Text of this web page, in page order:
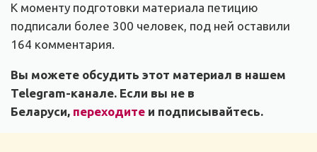
К моменту подготовки материала петицию
подписали более 300 человек, под ней оставили
164 комментария.
Вы можете обсудить этот материал в нашем
Telegram-канале. Если вы не в
Беларуси, переходите и подписывайтесь.